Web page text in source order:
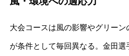
大会コースは風の影響やグリーン
が条件として毎回異なる。金田